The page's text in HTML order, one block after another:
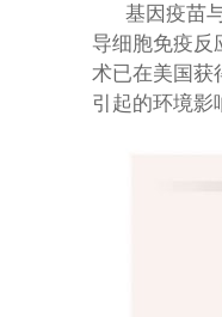
基因疫苗
导细胞免疫反
术已在美国获
引起的环境影